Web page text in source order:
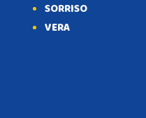
SORRISO
VERA